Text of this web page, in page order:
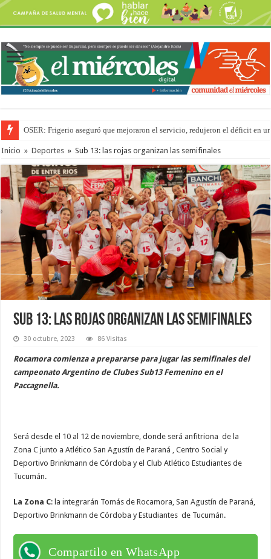
OSER: Frigerio aseguró que mejoraron el servicio, redujeron el déficit en
Inicio » Deportes » Sub 13: las rojas organizan las semifinales
Sub 13: las rojas organizan las semifinales
30 octubre, 2023 86 Visitas
Rocamora comienza a prepararse para jugar las semifinales del
campeonato Argentino de Clubes Sub13 Femenino en el
Paccagnella.
Será desde el 10 al 12 de noviembre, donde será anfitriona de la
Zona C junto a Atlético San Agustín de Paraná , Centro Social y
Deportivo Brinkmann de Córdoba y el Club Atlético Estudiantes de
Tucumán.
La Zona C: la integrarán Tomás de Rocamora, San Agustín de Paraná,
Deportivo Brinkmann de Córdoba y Estudiantes de Tucumán.
Compartilo en WhatsApp